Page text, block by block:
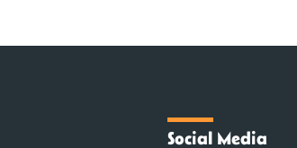
Social Media